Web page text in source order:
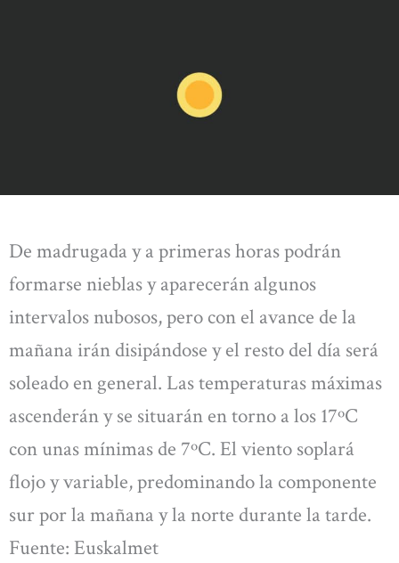
De madrugada y a primeras horas podrán
formarse nieblas y aparecerán algunos
intervalos nubosos, pero con el avance de la
mañana irán disipándose y el resto del día será
soleado en general. Las temperaturas máximas
ascenderán y se situarán en torno a los 17ºC
con unas mínimas de 7ºC. El viento soplará
flojo y variable, predominando la componente
sur por la mañana y la norte durante la tarde.
Fuente: Euskalmet